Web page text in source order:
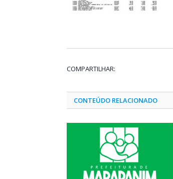
COMPARTILHAR:
CONTEÚDO RELACIONADO